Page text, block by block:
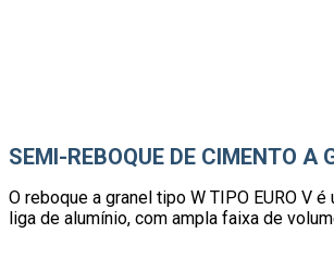
SEMI-REBOQUE DE CIMENTO A
O reboque a granel tipo W TIPO EURO V
liga de alumínio, com ampla faixa de